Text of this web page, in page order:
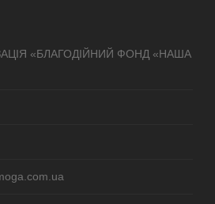
«БЛАГОДІЙНИЙ ФОНД «НАША